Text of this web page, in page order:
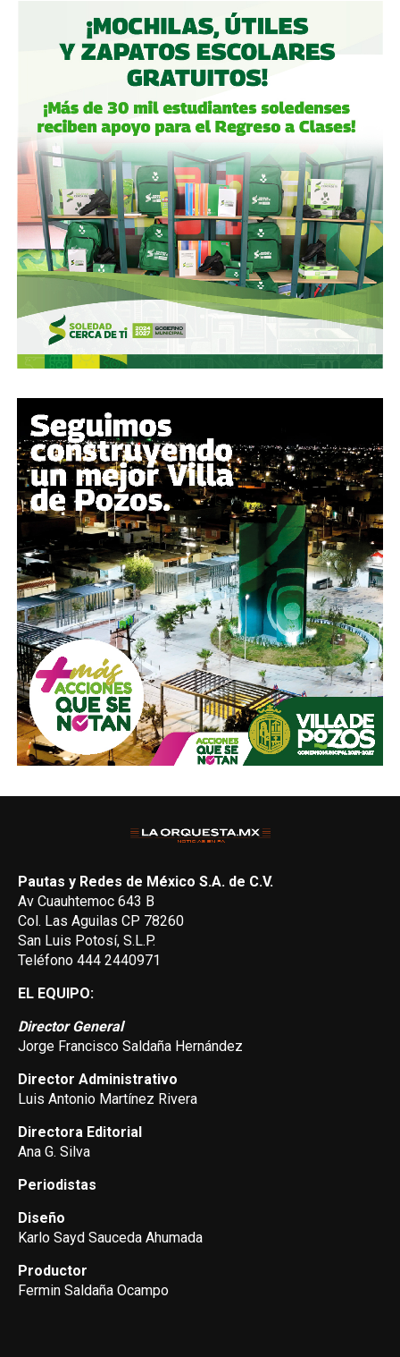
Pautas y Redes de México S.A. de C.V.
Av Cuauhtemoc 643 B
Col. Las Aguilas CP 78260
San Luis Potosí, S.L.P.
Teléfono 444 2440971
EL EQUIPO:
Director General
Jorge Francisco Saldaña Hernández
Director Administrativo
Luis Antonio Martínez Rivera
Directora Editorial
Ana G. Silva
Periodistas
Diseño
Karlo Sayd Sauceda Ahumada
Productor
Fermin Saldaña Ocampo